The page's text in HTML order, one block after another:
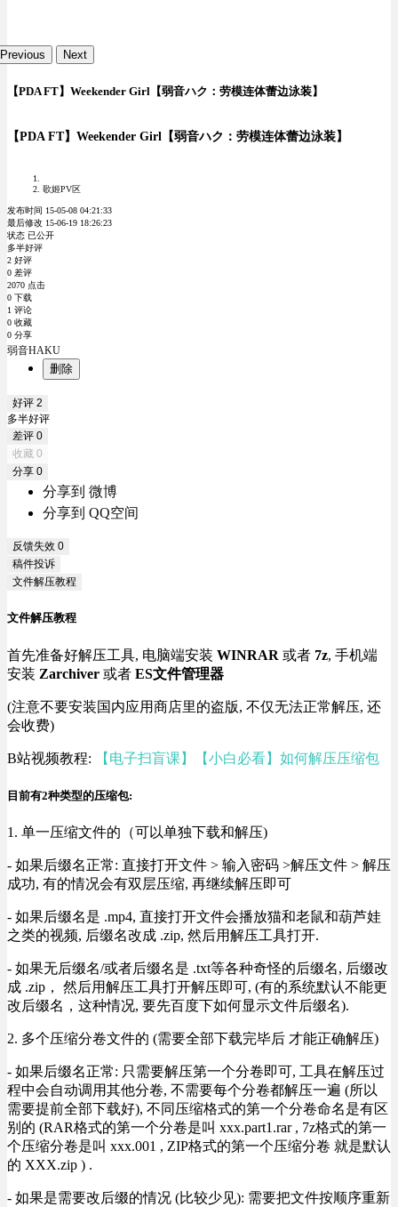
Previous Next
【PDA FT】Weekender Girl【弱音ハク：劳模连体蕾边泳装】
【PDA FT】Weekender Girl【弱音ハク：劳模连体蕾边泳装】
歌姬PV区
发布时间 15-05-08 04:21:33
最后修改 15-06-19 18:26:23
状态 已公开
多半好评
2 好评
0 差评
2070 点击
0 下载
1 评论
0 收藏
0 分享
弱音HAKU
删除
好评 2
多半好评
差评 0
收藏 0
分享 0
分享到 微博
分享到 QQ空间
反馈失效 0
稿件投诉
文件解压教程
文件解压教程
首先准备好解压工具, 电脑端安装 WINRAR 或者 7z, 手机端
安装 Zarchiver 或者 ES文件管理器
(注意不要安装国内应用商店里的盗版, 不仅无法正常解压, 还
会收费)
B站视频教程: 【电子扫盲课】【小白必看】如何解压压缩包
目前有2种类型的压缩包:
1. 单一压缩文件的（可以单独下载和解压)
- 如果后缀名正常: 直接打开文件 > 输入密码 >解压文件 > 解压
成功, 有的情况会有双层压缩, 再继续解压即可
- 如果后缀名是 .mp4, 直接打开文件会播放猫和老鼠和葫芦娃
之类的视频, 后缀名改成 .zip, 然后用解压工具打开.
- 如果无后缀名/或者后缀名是 .txt等各种奇怪的后缀名, 后缀改
成 .zip， 然后用解压工具打开解压即可, (有的系统默认不能更
改后缀名，这种情况, 要先百度下如何显示文件后缀名).
2. 多个压缩分卷文件的 (需要全部下载完毕后 才能正确解压)
- 如果后缀名正常: 只需要解压第一个分卷即可, 工具在解压过
程中会自动调用其他分卷, 不需要每个分卷都解压一遍 (所以
需要提前全部下载好), 不同压缩格式的第一个分卷命名是有区
别的 (RAR格式的第一个分卷是叫 xxx.part1.rar , 7z格式的第一
个压缩分卷是叫 xxx.001 , ZIP格式的第一个压缩分卷 就是默认
的 XXX.zip ) .
- 如果是需要改后缀的情况 (比较少见): 需要把文件按顺序重新